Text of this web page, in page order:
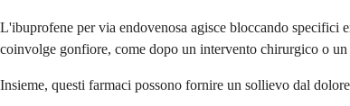
L'ibuprofene per via endovenosa agisce bloccando
coinvolge gonfiore, come dopo un intervento chirurgico o
Insieme, questi farmaci possono fornire un sollievo dal